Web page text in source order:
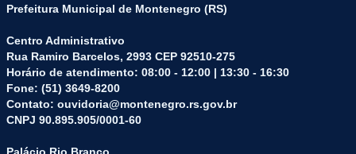
Prefeitura Municipal de Montenegro (RS)
Centro Administrativo
Rua Ramiro Barcelos, 2993 CEP 92510-275
Horário de atendimento: 08:00 - 12:00 | 13:30 - 16:30
Fone: (51) 3649-8200
Contato: ouvidoria@montenegro.rs.gov.br
CNPJ 90.895.905/0001-60